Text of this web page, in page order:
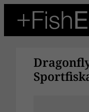
innehåll